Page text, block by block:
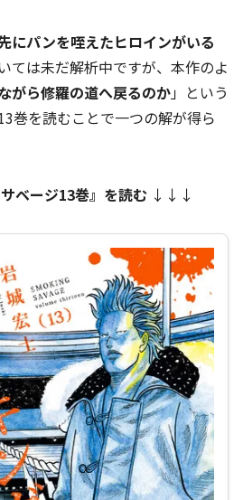
にパンを咥えたヒロインがいる
ては未だ解析中ですが、本作のよ
がら修羅の道へ戻るのか」という
巻を読むことで一つの解が得ら
ベージ13巻』を読む ↓↓↓